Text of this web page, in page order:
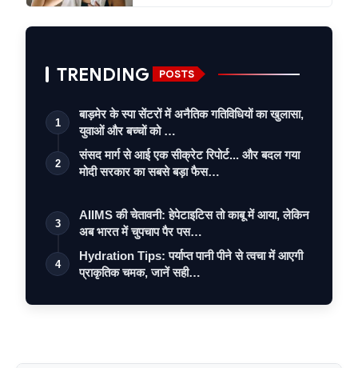
TRENDING POSTS
1
बाड़मेर के स्पा सेंटरों में अनैतिक गतिविधियों का खुलासा,
युवाओं और बच्चों को …
2
संसद मार्ग से आई एक सीक्रेट रिपोर्ट... और बदल गया
मोदी सरकार का सबसे बड़ा फैस…
3
AIIMS की चेतावनी: हेपेटाइटिस तो काबू में आया, लेकिन
अब भारत में चुपचाप पैर पस…
4
Hydration Tips: पर्याप्त पानी पीने से त्वचा में आएगी
प्राकृतिक चमक, जानें सही…